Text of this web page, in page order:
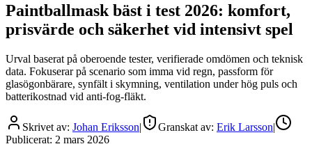
Paintballmask bäst i test 2026: komfort,
prisvärde och säkerhet vid intensivt spel
Urval baserat på oberoende tester, verifierade omdömen och teknisk
data. Fokuserar på scenario som imma vid regn, passform för
glasögonbärare, synfält i skymning, ventilation under hög puls och
batterikostnad vid anti-fog-fläkt.
Skrivet av: Johan Eriksson| Granskat av: Erik Larsson|
Publicerat: 2 mars 2026